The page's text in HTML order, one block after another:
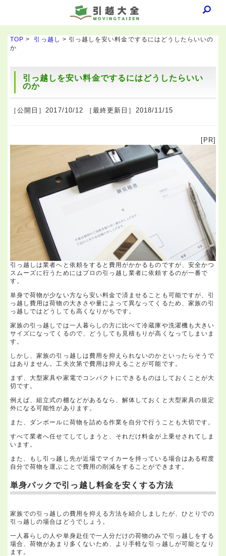
TOP > 引っ越し > 引っ越しを安い料金でするにはどうしたらいいの
か
引っ越しを安い料金でするにはどうしたらいい
のか
［公開日］2017/10/12 ［最終更新日］2018/11/15
[PR]
引っ越しは業者へと依頼をすると費用がかかるものですが、安全かつ
スムーズに行うためにはプロの引っ越し業者に依頼するのが一番で
す。
単身で荷物が少ない方なら安い料金で済ませることも可能ですが、引
っ越し費用は荷物の大きさや量によって異なってくるため、家族の引
っ越しではどうしても高くなりがちです。
家族の引っ越しでは一人暮らしの方に比べて冷蔵庫や洗濯機も大きい
サイズになってくるので、どうしても見積もりが高くなってしまいま
す。
しかし、家族の引っ越しは費用を抑えられないのかといったらそうで
はありません。工夫次第で費用は抑えることが可能です。
まず、大型家具や家電でコンパクトにできるものはしておくことが大
切です。
例えば、組立式の棚などがあるなら、解体しておくと大型家具の規定
外になる可能性があります。
また、ダンボールに荷物を詰める作業を自分で行うことも大切です。
すべて業者へ任せてしてしまうと、それだけ料金が上乗せされてしま
います。
また、もし引っ越し先が近場でマイカーを持っている場合はある程度
自分で荷物を運ぶことで費用の削減をすることができます。
単身パックで引っ越し料金を安くする方法
家族での引っ越しの費用を抑える方法を紹介しましたが、ひとりでの
引っ越しの場合はどうでしょう。
一人暮らしの人や単身赴任で一人分だけの荷物のみで引っ越しをする
場合、荷物があまり多くないため、より手軽な引っ越しが可能となり
ます。